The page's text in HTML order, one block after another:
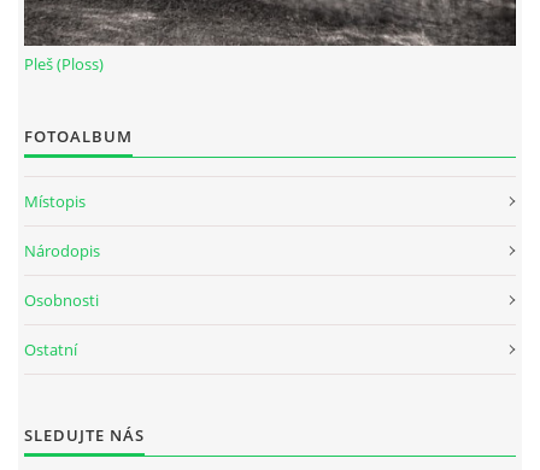
Pleš (Ploss)
FOTOALBUM
Místopis
Národopis
Osobnosti
Ostatní
SLEDUJTE NÁS